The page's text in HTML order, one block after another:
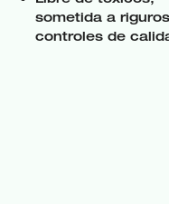
sometida a
controles de